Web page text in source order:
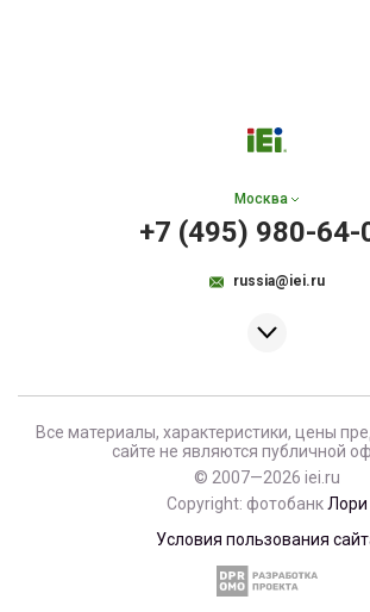
Москва
+7 (495) 980-64-
russia@iei.ru
Все материалы, характеристики, цены
сайте не являются публичной
© 2007—2026 iei.ru
Copyright: фотобанк Лори
Условия пользования